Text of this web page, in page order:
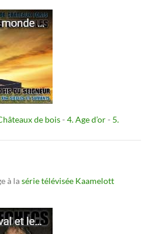
de bois- 4. Age d’or- 5.
à lasérie télévisée Kaamelott